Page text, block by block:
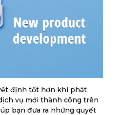
định tốt hơn khi phát
vụ mới thành công trên
bạn đưa ra những quyết